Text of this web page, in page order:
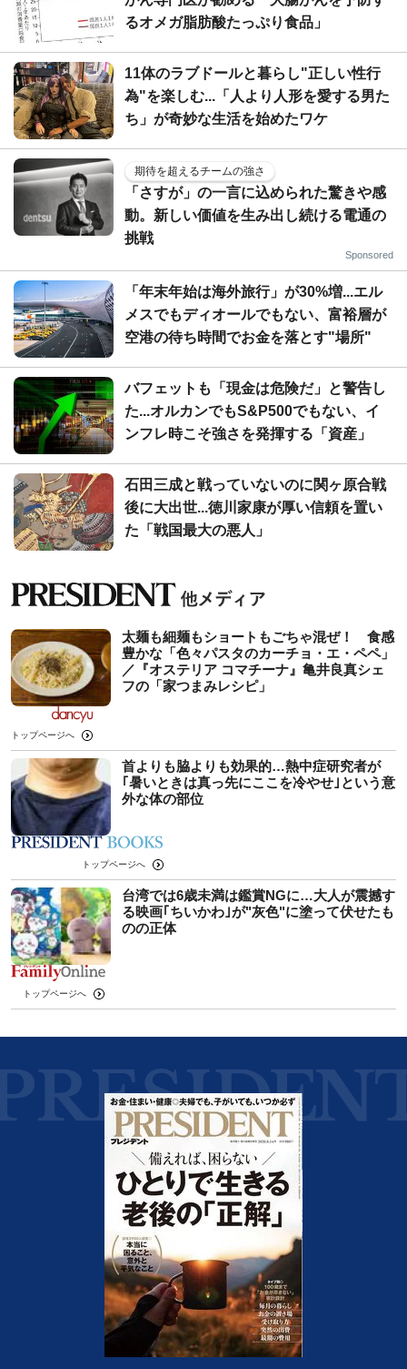
るオメガ脂肪酸たっぷり食品」
11体のラブドールと暮らし"正しい性行
為"を楽しむ...「人より人形を愛する男た
ち」が奇妙な生活を始めたワケ
期待を超えるチームの強さ
「さすが」の一言に込められた驚きや感
動。新しい価値を生み出し続ける電通の
挑戦
Sponsored
「年末年始は海外旅行」が30%増...エル
メスでもディオールでもない、富裕層が
空港の待ち時間でお金を落とす"場所"
バフェットも「現金は危険だ」と警告し
た...オルカンでもS&P500でもない、イ
ンフレ時こそ強さを発揮する「資産」
石田三成と戦っていないのに関ヶ原合戦
後に大出世...徳川家康が厚い信頼を置い
た「戦国最大の悪人」
太麺も細麺もショートもごちゃ混ぜ！ 食感
豊かな「色々パスタのカーチョ・エ・ペペ」
／『オステリア コマチーナ』亀井良真シェ
フの「家つまみレシピ」
トップページへ
首よりも脇よりも効果的…熱中症研究者が
｢暑いときは真っ先にここを冷やせ｣という意
外な体の部位
トップページへ
台湾では6歳未満は鑑賞NGに…大人が震撼す
る映画｢ちいかわ｣が"灰色"に塗って伏せたも
のの正体
トップページへ